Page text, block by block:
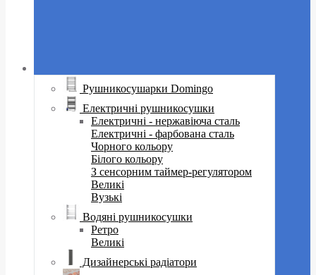
Рушникосушарки Domingo
Електричні рушникосушки
Електричні - нержавіюча сталь
Електричні - фарбована сталь
Чорного кольору
Білого кольору
З сенсорним таймер-регулятором
Великі
Вузькі
Водяні рушникосушки
Ретро
Великі
Дизайнерські радіатори